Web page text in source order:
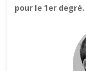
pour le 1er degré.